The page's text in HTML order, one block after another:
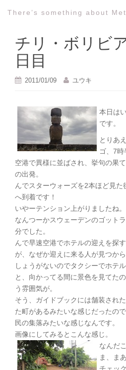
There’s something about
チリ・ボリビ
日目
2011/01/09 ユウキ
本日は
です。
とりあ
ゴ、7時
空港で異様に並ばされ、挙句の果
の出発。
んでスターウォーズを2本ほど見
へ到着です！
いやーテンション上がりましたね。
なんつーかスウェーデンのゴット
分でした。
んで早速空港でホテルの迎えを探す
が、なぜか迎えに来る人が見つから
しょうがないのでタクシーでホテ
と、向かってる間に景色を見てた
う雰囲気が。
そう、ガイドブックには舗装され
た町があるみたいな感じだったの
民の集落みたいな感じなんです。
画像にしてみるとこんな感じ。
なんだ
ま、ま